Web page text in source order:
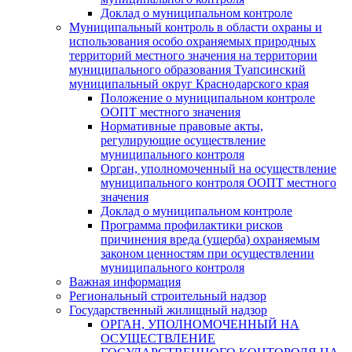
Доклад о муниципальном контроле
Муниципальный контроль в области охраны и
использования особо охраняемых природных
территорий местного значения на территории
муниципального образования Туапсинский
муниципальный округ Краснодарского края
Положение о муниципальном контроле
ООПТ местного значения
Нормативные правовые акты,
регулирующие осуществление
муниципального контроля
Орган, уполномоченный на осуществление
муниципального контроля ООПТ местного
значения
Доклад о муниципальном контроле
Программа профилактики рисков
причинения вреда (ущерба) охраняемым
законом ценностям при осуществлении
муниципального контроля
Важная информация
Региональный строительный надзор
Государственный жилищный надзор
ОРГАН, УПОЛНОМОЧЕННЫЙ НА
ОСУЩЕСТВЛЕНИЕ